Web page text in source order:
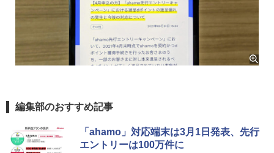
編集部のおすすめ記事
「ahamo」対応端末は3月1日発表、先行
エントリーは100万件に